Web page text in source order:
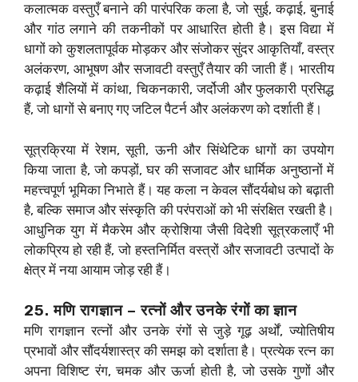
कलात्मक वस्तुएँ बनाने की पारंपरिक कला है, जो सुई, कढ़ाई, बुनाई
और गांठ लगाने की तकनीकों पर आधारित होती है। इस विद्या में
धागों को कुशलतापूर्वक मोड़कर और संजोकर सुंदर आकृतियाँ, वस्त्र
अलंकरण, आभूषण और सजावटी वस्तुएँ तैयार की जाती हैं। भारतीय
कढ़ाई शैलियों में कांथा, चिकनकारी, जर्दोजी और फुलकारी प्रसिद्ध
हैं, जो धागों से बनाए गए जटिल पैटर्न और अलंकरण को दर्शाती हैं।
सूत्रक्रिया में रेशम, सूती, ऊनी और सिंथेटिक धागों का उपयोग
किया जाता है, जो कपड़ों, घर की सजावट और धार्मिक अनुष्ठानों में
महत्त्वपूर्ण भूमिका निभाते हैं। यह कला न केवल सौंदर्यबोध को बढ़ाती
है, बल्कि समाज और संस्कृति की परंपराओं को भी संरक्षित रखती है।
आधुनिक युग में मैकरेम और क्रोशिया जैसी विदेशी सूत्रकलाएँ भी
लोकप्रिय हो रही हैं, जो हस्तनिर्मित वस्त्रों और सजावटी उत्पादों के
क्षेत्र में नया आयाम जोड़ रही हैं।
25. मणि रागज्ञान – रत्नों और उनके रंगों का ज्ञान
मणि रागज्ञान रत्नों और उनके रंगों से जुड़े गूढ़ अर्थों, ज्योतिषीय
प्रभावों और सौंदर्यशास्त्र की समझ को दर्शाता है। प्रत्येक रत्न का
अपना विशिष्ट रंग, चमक और ऊर्जा होती है, जो उसके गुणों और